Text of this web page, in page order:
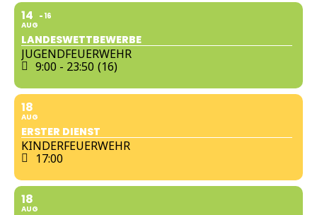
14
AUG
16
LANDESWETTBEWERBE
JUGENDFEUERWEHR
9:00 - 23:50 (16)
18
AUG
ERSTER DIENST
KINDERFEUERWEHR
17:00
18
AUG